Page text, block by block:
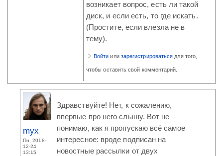
возникает вопрос, есть ли такой
диск, и если есть, то где искать.
(Простите, если влезла не в
тему).
Войти или зарегистрироваться для того,
чтобы оставить свой комментарий.
myx
Пн, 2018-
12-24
13:15
Здравствуйте! Нет, к сожалению,
впервые про него слышу. Вот не
понимаю, как я пропускаю всё самое
интересное: вроде подписан на
новостные рассылки от двух